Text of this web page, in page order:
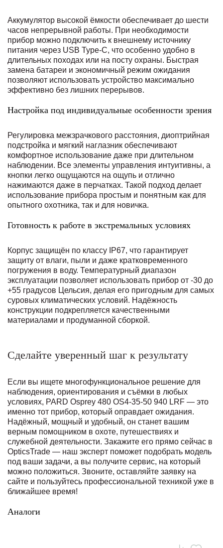
Аккумулятор высокой ёмкости обеспечивает до шести
часов непрерывной работы. При необходимости
прибор можно подключить к внешнему источнику
питания через USB Type-C, что особенно удобно в
длительных походах или на посту охраны. Быстрая
замена батареи и экономичный режим ожидания
позволяют использовать устройство максимально
эффективно без лишних перерывов.
Настройка под индивидуальные особенности зрения
Регулировка межзрачкового расстояния, диоптрийная
подстройка и мягкий наглазник обеспечивают
комфортное использование даже при длительном
наблюдении. Все элементы управления интуитивны, а
кнопки легко ощущаются на ощупь и отлично
нажимаются даже в перчатках. Такой подход делает
использование прибора простым и понятным как для
опытного охотника, так и для новичка.
Готовность к работе в экстремальных условиях
Корпус защищён по классу IP67, что гарантирует
защиту от влаги, пыли и даже кратковременного
погружения в воду. Температурный диапазон
эксплуатации позволяет использовать прибор от -30 до
+55 градусов Цельсия, делая его пригодным для самых
суровых климатических условий. Надёжность
конструкции подкрепляется качественными
материалами и продуманной сборкой.
Сделайте уверенный шаг к результату
Если вы ищете многофункциональное решение для
наблюдения, ориентирования и съёмки в любых
условиях, PARD Osprey 480 OS4-35-50 940 LRF — это
именно тот прибор, который оправдает ожидания.
Надёжный, мощный и удобный, он станет вашим
верным помощником в охоте, путешествиях и
служебной деятельности. Закажите его прямо сейчас в
OpticsTrade — наш эксперт поможет подобрать модель
под ваши задачи, а вы получите сервис, на который
можно положиться. Звоните, оставляйте заявку на
сайте и пользуйтесь профессиональной техникой уже в
ближайшее время!
Аналоги